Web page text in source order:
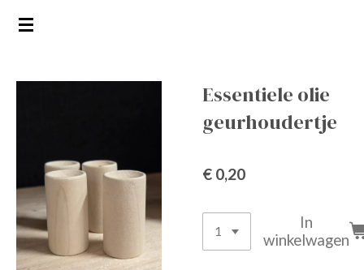
Ga
de
Essentiele olie
geurhoudertje
€ 0,20
In
winkelwagen